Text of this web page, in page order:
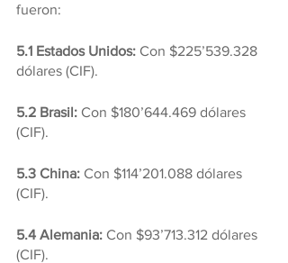
fueron:
5.1 Estados Unidos: Con $225’539.328
dólares (CIF).
5.2 Brasil: Con $180’644.469 dólares
(CIF).
5.3 China: Con $114’201.088 dólares
(CIF).
5.4 Alemania: Con $93’713.312 dólares
(CIF).